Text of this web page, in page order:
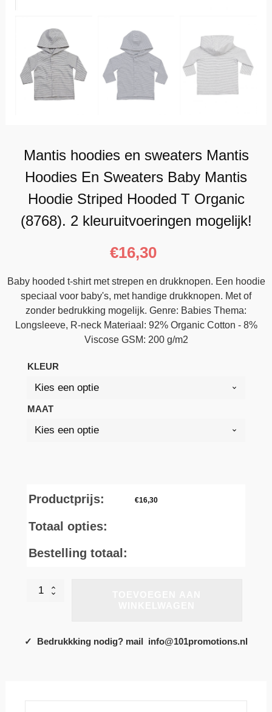
Mantis hoodies en sweaters Mantis
Hoodies En Sweaters Baby Mantis
Hoodie Striped Hooded T Organic
(8768). 2 kleuruitvoeringen mogelijk!
€16,30
Baby hooded t-shirt met strepen en drukknopen. Een hoodie
speciaal voor baby's, met handige drukknopen. Met of
zonder bedrukking mogelijk. Genre: Babies Thema:
Longsleeve, R-neck Materiaal: 92% Organic Cotton - 8%
Viscose GSM: 200 g/m2
KLEUR
MAAT
Productprijs: €16,30
Totaal opties:
Bestelling totaal:
Mantis
Hoodies
✓ Bedrukkking nodig? mail info@101promotions.nl